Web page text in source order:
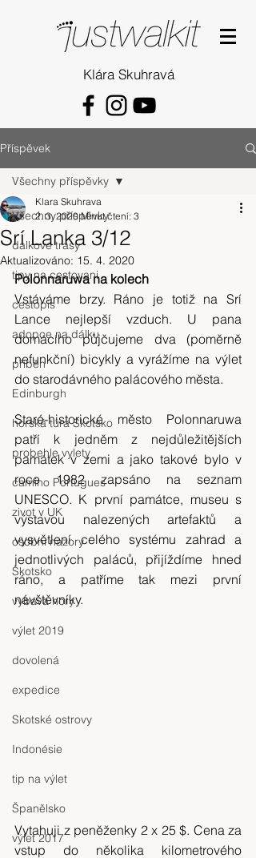
Klára Skuhravá
Příspěvek
Všechny příspěvky
dalkove trasy
tipy na cestovani
cestopis
adopce na dálku
příběh
Edinburgh
horská túra Skotsko
probehle vylety
camino Portugues
zivot v UK
osobni nazory
Skotsko
vybava hory
výlet 2019
dovolená
expedice
Skotské ostrovy
Indonésie
tip na výlet
Španělsko
výlet 2017
Všechny příspěvky
Srí Lanka 3/12
Klara Skuhrava
2. 3. 2020 Minut čtení: 3
Aktualizováno: 15. 4. 2020
Polonnaruwa na kolech
Vstáváme brzy. Ráno je totiž na Srí
Lance nejlepší vzduch. U pana
domácího půjčujeme dva (poměrně
nefunkční) bicykly a vyrážíme na výlet
do starodávného palácového města.
Staré-historické město Polonnaruwa
patří k jedněm z nejdůležitějších
památek v zemi a jako takové bylo v
roce 1982 zapsáno na seznam
UNESCO. K první památce, museu s
výstavou nalezených artefaktů a
vysvětlení celého systému zahrad a
jednotlivých paláců, přijíždíme hned
ráno, a patříme tak mezi první
návštěvníky.
Vytahuji z peněženky 2 x 25 $. Cena za
vstup do několika kilometrového